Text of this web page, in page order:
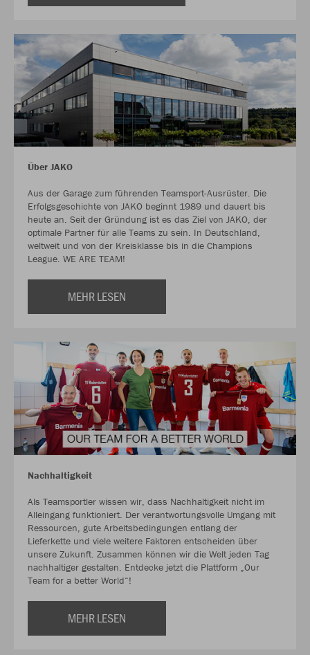
Über JAKO
Aus der Garage zum führenden Teamsport-Ausrüster. Die
Erfolgsgeschichte von JAKO beginnt 1989 und dauert bis
heute an. Seit der Gründung ist es das Ziel von JAKO, der
optimale Partner für alle Teams zu sein. In Deutschland,
weltweit und von der Kreisklasse bis in die Champions
League. WE ARE TEAM!
MEHR LESEN
Nachhaltigkeit
Als Teamsportler wissen wir, dass Nachhaltigkeit nicht im
Alleingang funktioniert. Der verantwortungsvolle Umgang mit
Ressourcen, gute Arbeitsbedingungen entlang der
Lieferkette und viele weitere Faktoren entscheiden über
unsere Zukunft. Zusammen können wir die Welt jeden Tag
nachhaltiger gestalten. Entdecke jetzt die Plattform „Our
Team for a better World“!
MEHR LESEN